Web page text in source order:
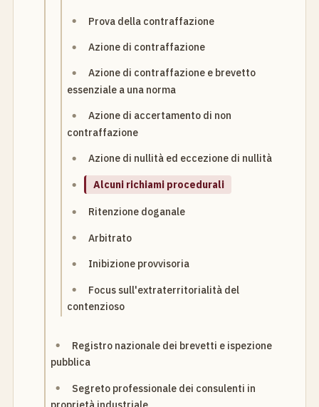
Prova della contraffazione
Azione di contraffazione
Azione di contraffazione e brevetto
essenziale a una norma
Azione di accertamento di non
contraffazione
Azione di nullità ed eccezione di nullità
Alcuni richiami procedurali
Ritenzione doganale
Arbitrato
Inibizione provvisoria
Focus sull'extraterritorialità del
contenzioso
Registro nazionale dei brevetti e ispezione
pubblica
Segreto professionale dei consulenti in